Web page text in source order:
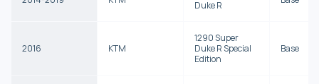
Duke R
2016 KTM
1290 Super
Duke R Special
Edition
Base